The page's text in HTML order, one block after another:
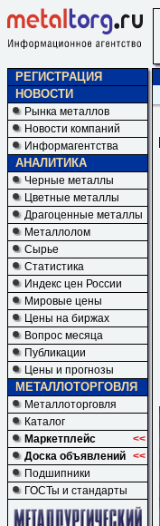
РЕГИСТРАЦИЯ
НОВОСТИ
Рынка металлов
Новости компаний
Информагентства
АНАЛИТИКА
Черные металлы
Цветные металлы
Драгоценные металлы
Металлолом
Сырье
Статистика
Индекс цен России
Мировые цены
Цены на биржах
Вопрос месяца
Публикации
Цены и прогнозы
МЕТАЛЛОТОРГОВЛЯ
Металлоторговля
Каталог
Маркетплейс
<<
Доска объявлений <<
Подшипники
ГОСТы и стандарты